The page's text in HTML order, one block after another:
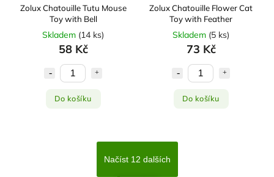
Zolux Chatouille Tutu Mouse
Toy with Bell
Skladem (14 ks)
58 Kč
Do košíku
Zolux Chatouille Flower Cat
Toy with Feather
Skladem (5 ks)
73 Kč
Do košíku
Načíst 12 dalších